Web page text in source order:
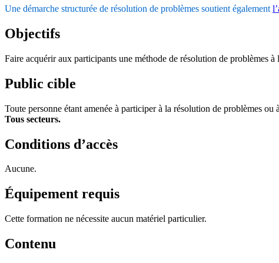
Une démarche structurée de résolution de problèmes soutient également
Objectifs
Faire acquérir aux participants une méthode de résolution de problèmes
Public cible
Toute personne étant amenée à participer à la résolution de problèmes ou
Tous secteurs.
Conditions d’accès
Aucune.
Équipement requis
Cette formation ne nécessite aucun matériel particulier.
Contenu